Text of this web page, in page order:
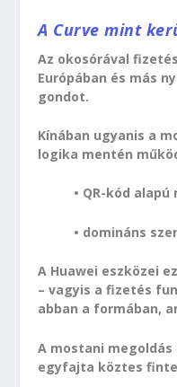
A Curve mint
Az okosórával
Európában és más
gondot.
Kínában ugyanis a
logika mentén
• QR-kód
• domináns
A Huawei eszközei
– vagyis a fizetés
abban a formában,
A mostani megoldás
egyfajta köztes